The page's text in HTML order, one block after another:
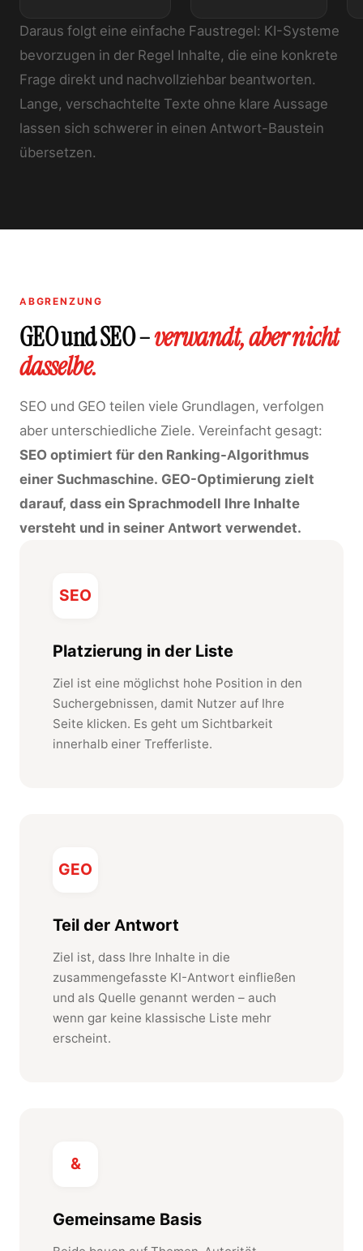
Daraus folgt eine einfache Faustregel: KI-Systeme
bevorzugen in der Regel Inhalte, die eine konkrete
Frage direkt und nachvollziehbar beantworten.
Lange, verschachtelte Texte ohne klare Aussage
lassen sich schwerer in einen Antwort-Baustein
übersetzen.
ABGRENZUNG
GEO und SEO –verwandt, aber nicht
dasselbe.
SEO und GEO teilen viele Grundlagen, verfolgen
aber unterschiedliche Ziele. Vereinfacht gesagt:
SEO optimiert für den Ranking-Algorithmus
einer Suchmaschine. GEO-Optimierung zielt
darauf, dass ein Sprachmodell Ihre Inhalte
versteht und in seiner Antwort verwendet.
SEO
Platzierung in der Liste
Ziel ist eine möglichst hohe Position in den
Suchergebnissen, damit Nutzer auf Ihre
Seite klicken. Es geht um Sichtbarkeit
innerhalb einer Trefferliste.
GEO
Teil der Antwort
Ziel ist, dass Ihre Inhalte in die
zusammengefasste KI-Antwort einfließen
und als Quelle genannt werden – auch
wenn gar keine klassische Liste mehr
erscheint.
&
Gemeinsame Basis